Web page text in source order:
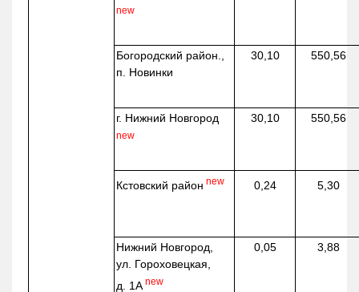
new
Богородский район.,
п. Новинки
30,10 550,56
г. Нижний Новгород
new
30,10 550,56
Кстовский район new 0,24 5,30
Нижний Новгород,
ул. Гороховецкая,
д. 1А new
0,05 3,88